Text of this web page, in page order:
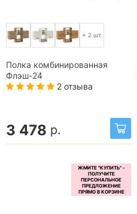
+ 2 шт.
Полка комбинированная
Флэш-24
2 отзыва
3 478 р.